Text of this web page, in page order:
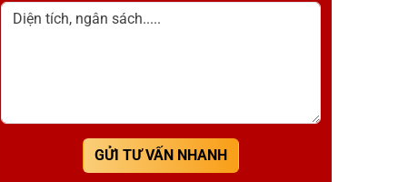
Diện tích, ngân sách.....
GỬI TƯ VẤN NHANH